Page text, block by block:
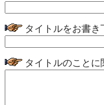
タイトルをお書き
タイトルのこと